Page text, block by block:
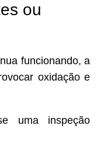
ou
funcionando, a
oxidação e
uma inspeção